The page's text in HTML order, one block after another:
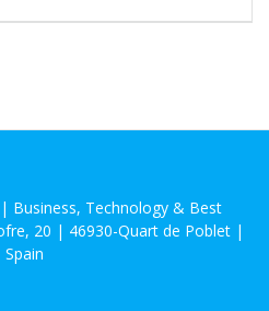
Business, Technology & Best
20 | 46930-Quart de Poblet |
Spain